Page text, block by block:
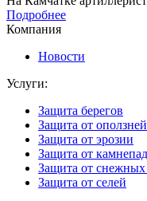
Подробнее
Компания
Новости
Услуги:
Защита берегов
Защита от оползней
Защита от эрозии
Защита от
Защита от снежных
Защита от селей